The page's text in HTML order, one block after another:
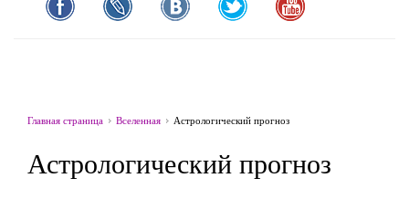
Главная страница Вселенная Астрологический прогноз
Астрологический прогноз